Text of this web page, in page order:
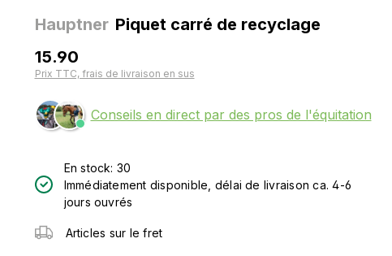
Hauptner Piquet carré de recyclage
15.90
Prix TTC, frais de livraison en sus
Conseils en direct par des pros de l'équitation
En stock: 30
Immédiatement disponible, délai de livraison ca. 4-6
jours ouvrés
Articles sur le fret